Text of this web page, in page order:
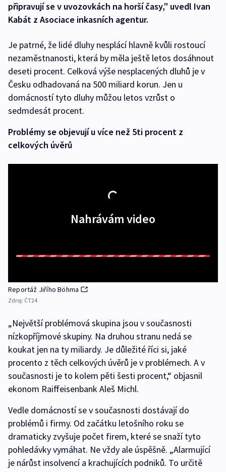
připravují se v uvozovkách na horší časy," uvedl Ivan
Kabát z Asociace inkasních agentur.
Je patrné, že lidé dluhy nesplácí hlavně kvůli rostoucí
nezaměstnanosti, která by měla ještě letos dosáhnout
deseti procent. Celková výše nesplacených dluhů je v
Česku odhadovaná na 500 miliard korun. Jen u
domácností tyto dluhy můžou letos vzrůst o
sedmdesát procent.
Problémy se objevují u více než 5ti procent z
celkových úvěrů
Nahrávám video
Reportáž Jiřího Böhma
Zdroj: ČT24
„Největší problémová skupina jsou v současnosti
nízkopříjmové skupiny. Na druhou stranu nedá se
koukat jen na ty miliardy. Je důležité říci si, jaké
procento z těch celkových úvěrů je v problémech. A v
současnosti je to kolem pěti šesti procent,“ objasnil
ekonom Raiffeisenbank Aleš Michl.
Vedle domácností se v současnosti dostávají do
problémů i firmy. Od začátku letošního roku se
dramaticky zvyšuje počet firem, které se snaží tyto
pohledávky vymáhat. Ne vždy ale úspěšně. „Alarmující
je nárůst insolvencí a krachujících podniků. To určitě